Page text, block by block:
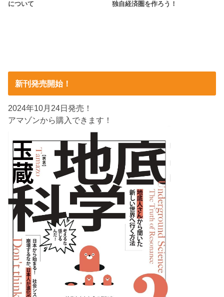
について
独自経済圏を作ろう！
新刊発売開始！
2024年10月24日発売！
アマゾンから購入できます！